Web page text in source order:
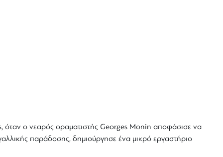
όταν ο νεαρός οραματιστής Georges Monin αποφάσισε να
παράδοσης, δημιούργησε ένα μικρό εργαστήριο